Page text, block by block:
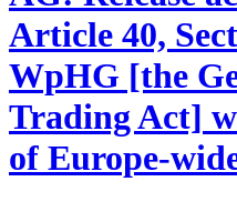
Article 40,
WpHG [the
Trading Act]
of Europe-